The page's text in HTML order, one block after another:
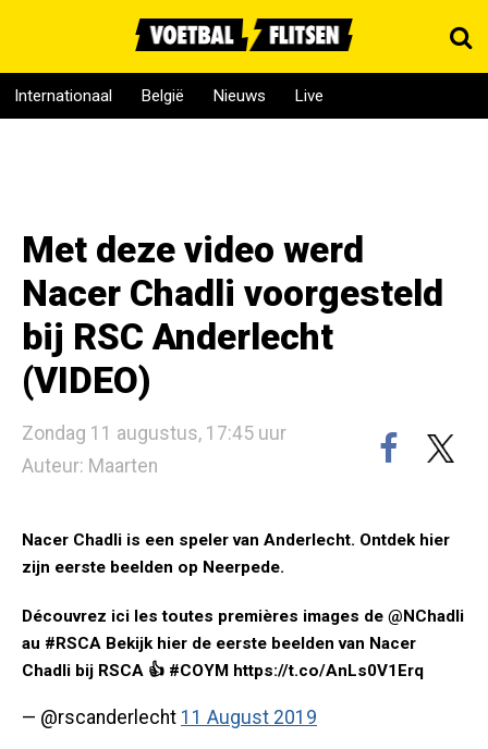
Internationaal België Nieuws Live
Met deze video werd
Nacer Chadli voorgesteld
bij RSC Anderlecht
(VIDEO)
Zondag 11 augustus, 17:45 uur
Auteur: Maarten
Nacer Chadli is een speler van Anderlecht. Ontdek hier
zijn eerste beelden op Neerpede.
Découvrez ici les toutes premières images de @NChadli
au #RSCA Bekijk hier de eerste beelden van Nacer
Chadli bij RSCA 👍 #COYM https://t.co/AnLs0V1Erq
— @rscanderlecht 11 August 2019